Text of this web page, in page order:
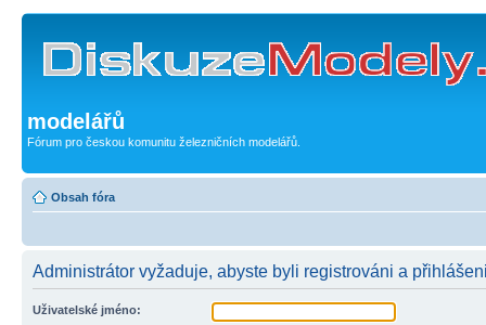
modelářů
Fórum pro českou komunitu železničních modelářů.
Obsah fóra
Administrátor vyžaduje, abyste byli registrováni a
Uživatelské jméno: